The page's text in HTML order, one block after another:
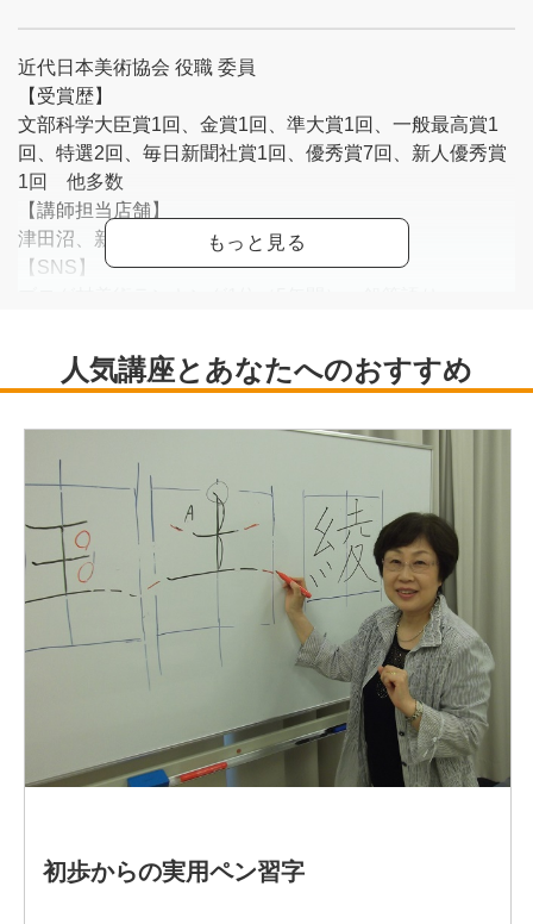
近代日本美術協会 役職 委員
【受賞歴】
文部科学大臣賞1回、金賞1回、準大賞1回、一般最高賞1
回、特選2回、毎日新聞社賞1回、優秀賞7回、新人優秀賞
1回 他多数
【講師担当店舗】
津田沼、新浦安、鎌ヶ谷、常盤平他
【SNS】
銀座・中目黒・千葉県内にて開催